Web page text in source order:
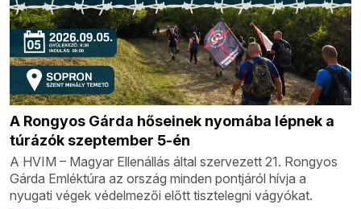
A Rongyos Gárda hőseinek nyomába lépnek a
túrázók szeptember 5-én
A HVIM – Magyar Ellenállás által szervezett 21. Rongyos
Gárda Emléktúra az ország minden pontjáról hívja a
nyugati végek védelmezői előtt tisztelegni vágyókat.